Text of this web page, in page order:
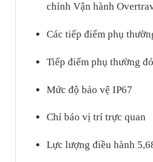
chỉnh Vận hành
Các tiếp điểm phụ
Tiếp điểm phụ thường
Mức độ bảo vệ IP67
Chỉ báo vị trí trực quan
Lực lượng điều hành